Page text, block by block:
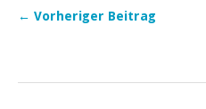
← Vorheriger Beitrag